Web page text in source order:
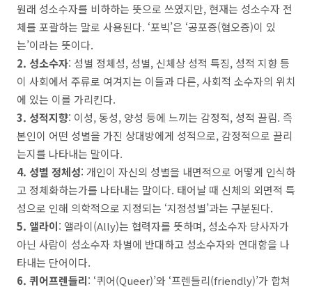
원래 성소수자를 비하하는 뜻으로 쓰였지만,현재는 성소수자 전
체를 포괄하는 말로 사용된다. ‘포빅’은 ‘공포증(혐오증)이 있
는’이라는 뜻이다.
2. 성소수자: 성별 정체성, 성별, 신체상 성적 특징, 성적 지향 등
이 사회에서 주류로 여겨지는 이들과 다른,사회적 소수자의 위치
에 있는 이를 가리킨다.
3. 성적지향: 이성,동성, 양성 등에 느끼는 감정적, 성적 끌림. 즉
본인이 어떤 성별을 가진 상대방에게 성적으로, 감정적으로 끌리
는지를 나타내는 말이다.
4. 성별 정체성: 개인이 자신의 성별을 내면적으로 어떻게 인식하
고 정체화하는가를 나타내는 말이다. 태어날 때 신체의 외면적 특
성으로 인해 의학적으로 지정되는 ‘지정성별’과는 구분된다.
5. 앨라이: 앨라이(Ally)는 협력자를 뜻하며, 성소수자 당사자가
아닌 사람이 성소수자 차별에 반대하고 성소수자와 연대함을 나
타내는 단어이다.
6. 퀴어프렌들리: ‘퀴어(Queer)’와 ‘프렌들리(friendly)’가 합쳐